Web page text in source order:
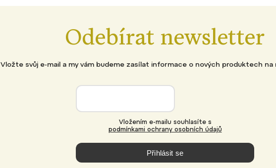
Odebírat newsletter
Vložte svůj e-mail a my vám budeme zasílat informace o nových produktech na
podmínkami ochrany osobních údajů
Přihlásit se